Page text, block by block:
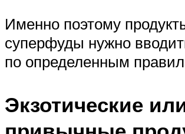
Именно поэтому
суперфуды нужно
по определенным
Экзотические